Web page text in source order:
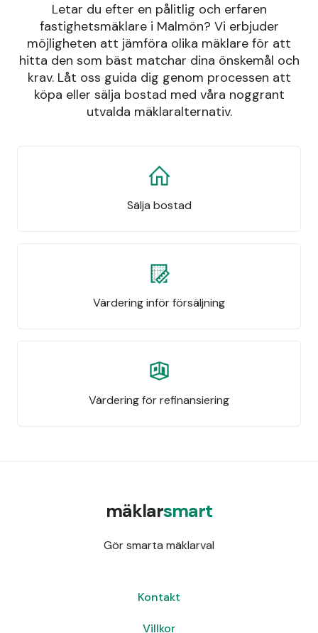
Letar du efter en pålitlig och erfaren
fastighetsmäklare i Malmön? Vi erbjuder
möjligheten att jämföra olika mäklare för att
hitta den som bäst matchar dina önskemål och
krav. Låt oss guida dig genom processen att
köpa eller sälja bostad med våra noggrant
utvalda mäklaralternativ.
Sälja bostad
Värdering inför försäljning
Värdering för refinansiering
mäklarsmart
Gör smarta mäklarval
Kontakt
Villkor